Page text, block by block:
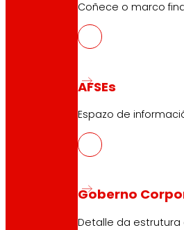
Coñece o marco
AFSEs
Espazo de
Goberno
Detalle da
Tendencias de consumo e
O estudo identifica unha
de vista nutricional e
nutricionais axeitados.
responsabilidade de facilitar
Fundación EROSKI é unha
promoción, educación e